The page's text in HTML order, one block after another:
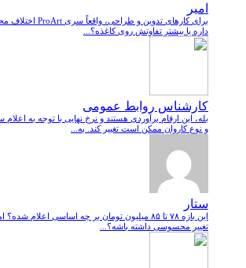
امیر
داره یا بیشتر تفاوتش روی کاغذه؟...
کارشناس روابط عمومی
بله، این ارقام برآوردی هستند و نرخ نهایی با توجه به
و نوع کاروان ممکن است تغییر کند. به...
ستار
این بازه ۷۸ تا ۸۵ میلیون تومان بر چه اساسی اعلام
تغییر محسوسی داشته باشه؟...